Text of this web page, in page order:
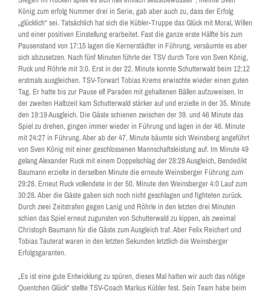
König zum erfolg Nummer drei in Serie, gab aber auch zu, dass der Erfolg
„glücklich“ sei. Tatsächlich hat sich die Kübler-Truppe das Glück mit Moral, Willen
und einer positiven Einstellung erarbeitet. Fast die ganze erste Hälfte bis zum
Pausenstand von 17:15 lagen die Kernerstädter in Führung, versäumte es aber
sich abzusetzen. Nach fünf Minuten führte der TSV durch Tore von Sven König,
Ruck und Röhrle mit 3:0. Erst in der 22. Minute konnte Schutterwald beim 12:12
erstmals ausgleichen. TSV-Torwart Tobias Krems erwischte wieder einen guten
Tag. Er hatte bis zur Pause elf Paraden mit gehaltenen Bällen aufzuweisen. In
der zweiten Halbzeit kam Schutterwald stärker auf und erzielte in der 35. Minute
den 19:19 Ausgleich. Die Gäste schienen zwischen der 39. und 46 Minute das
Spiel zu drehen, gingen immer wieder in Führung und lagen in der 46. Minute
mit 24:27 in Führung. Aber ab der 47. Minute bäumte sich Weinsberg angeführt
von Sven König mit einer geschlossenen Mannschaftsleistung auf. Im Minute 49
gelang Alexander Ruck mit einem Doppelschlag der 28:28 Ausgleich, Bendedikt
Baumann erzielte in derselben Minute die erneute Weinsberger Führung zum
29:28. Erneut Ruck vollendete in der 50. Minute den Weinsberger 4:0 Lauf zum
30:28. Aber die Gäste gaben sich noch nicht geschlagen und fighteten zurück.
Durch zwei Zeitstrafen gegen Lanig und Röhrle in den letzten drei Minuten
schien das Spiel erneut zugunsten von Schutterwald zu kippen, als zweimal
Christoph Baumann für die Gäste zum Ausgleich traf. Aber Felix Reichert und
Tobias Tauterat waren in den letzten Sekunden letztlich die Weinsberger
Erfolgsgaranten.
„Es ist eine gute Entwicklung zu spüren, dieses Mal hatten wir auch das nötige
Quentchen Glück“ stellte TSV-Coach Markus Kübler fest. Sein Team habe beim